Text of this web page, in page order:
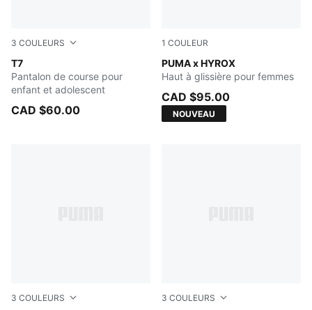
3 COULEURS
T7
FOR ALL TIME RED
Pantalon de course pour
enfant et adolescent
CAD $60.00
1 COULEUR
PUMA x HYROX
PUMA BLACK
Haut à glissière pour femmes
CAD $95.00
NOUVEAU
3 COULEURS 3 COULEURS